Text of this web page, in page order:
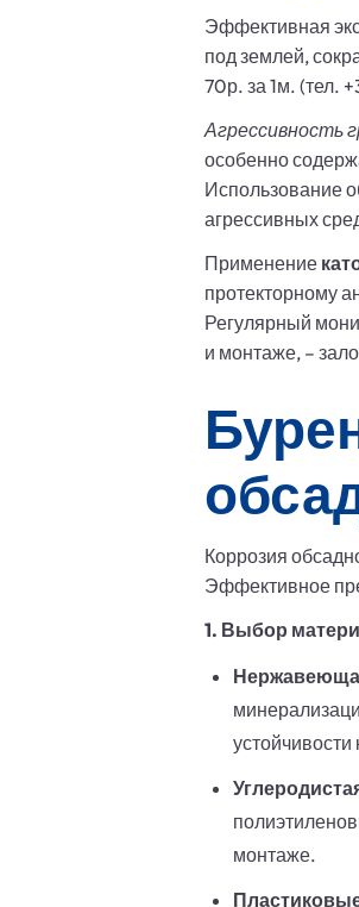
Эффективная
под землей,
70р. за 1м. (тел.
Агрессивность
особенно
Использование
агрессивных
Применение
протекторному
Регулярный
и монтаже, –
Коррозия
Эффективное
1. Выбор
монтаже.